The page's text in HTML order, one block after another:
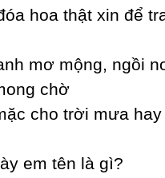
hoa thật xin để
mơ mộng, ngồi
chờ
cho trời mưa haу
em tên là gì?